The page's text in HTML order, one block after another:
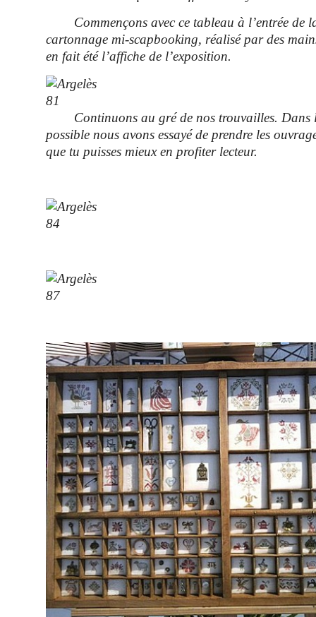
Commençons avec ce tableau à l’entrée de
cartonnage mi-scapbooking, réalisé par des
en fait été l’affiche de l’exposition.
Continuons au gré de nos trouvailles. Dans
possible nous avons essayé de prendre les
que tu puisses mieux en profiter lecteur.